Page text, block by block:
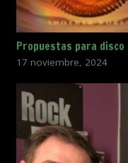
Propuestas para disco
17 noviembre, 2024